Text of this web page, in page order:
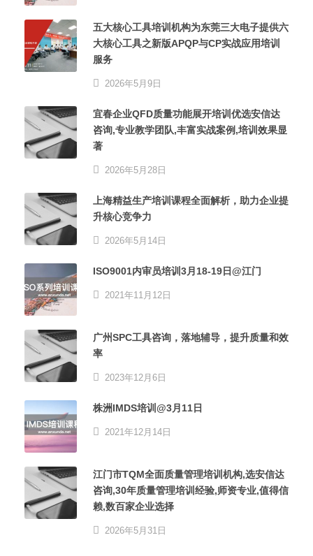
五大核心工具培训机构为东莞三大电子提供六
大核心工具之新版APQP与CP实战应用培训
服务
2026年5月9日
宜春企业QFD质量功能展开培训优选安信达
咨询,专业教学团队,丰富实战案例,培训效果显
著
2026年5月28日
上海精益生产培训课程全面解析，助力企业提
升核心竞争力
2026年5月14日
ISO9001内审员培训3月18-19日@江门
2021年11月12日
广州SPC工具咨询，落地辅导，提升质量和效
率
2023年12月6日
株洲IMDS培训@3月11日
2021年12月14日
江门市TQM全面质量管理培训机构,选安信达
咨询,30年质量管理培训经验,师资专业,值得信
赖,数百家企业选择
2026年5月31日